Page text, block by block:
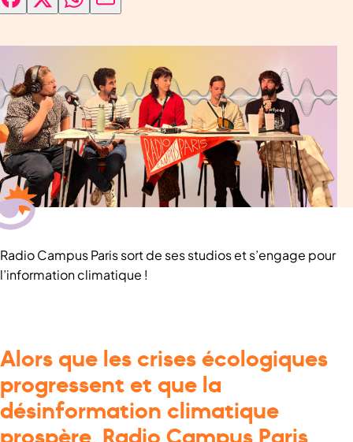
Radio Campus Paris sort de ses studios et s’engage pour
l’information climatique !
Alors que les crises écologiques
progressent et que la
désinformation climatique